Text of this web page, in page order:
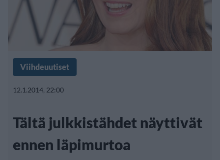
Viihdeuutiset
12.1.2014, 22:00
Tältä julkkistähdet näyttivät
ennen läpimurtoa